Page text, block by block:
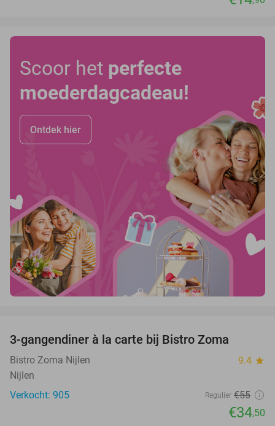
Scoor het perfecte
moederdagcadeau!
Ontdek hier
3-gangendiner à la carte bij Bistro Zoma
Bistro Zoma Nijlen 9.4 star
Nijlen
Verkocht: 905
Regulier €55
€34,50